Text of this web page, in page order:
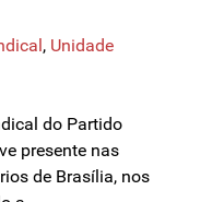
, Unidade
do Partido
presente nas
de Brasília, nos